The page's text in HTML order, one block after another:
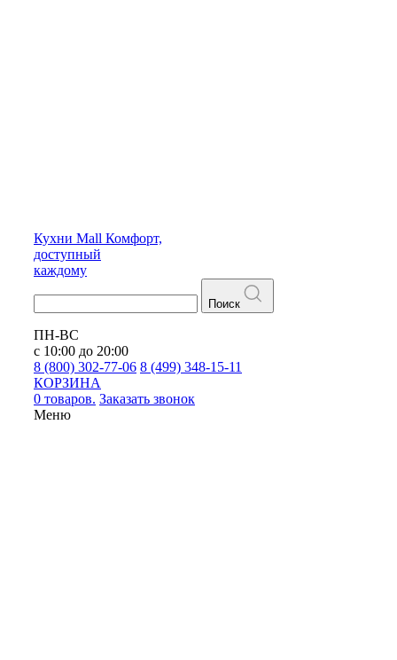
Кухни Mall Комфорт,
доступный
каждому
Поиск
ПН-ВС
с 10:00 до 20:00
8 (800) 302-77-06 8 (499) 348-15-11
КОРЗИНА
0 товаров. Заказать звонок
Меню